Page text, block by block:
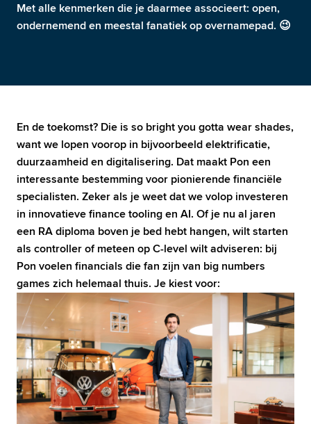
Met alle kenmerken die je daarmee associeert: open,
ondernemend en meestal fanatiek op overnamepad. 😉
En de toekomst? Die is so bright you gotta wear shades,
want we lopen voorop in bijvoorbeeld elektrificatie,
duurzaamheid en digitalisering. Dat maakt Pon een
interessante bestemming voor pionierende financiële
specialisten. Zeker als je weet dat we volop investeren
in innovatieve finance tooling en AI. Of je nu al jaren
een RA diploma boven je bed hebt hangen, wilt starten
als controller of meteen op C-level wilt adviseren: bij
Pon voelen financials die fan zijn van big numbers
games zich helemaal thuis. Je kiest voor: